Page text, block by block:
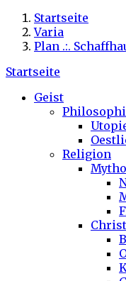
Startseite
Varia
Plan .:.
Startseite
Geist
Religion